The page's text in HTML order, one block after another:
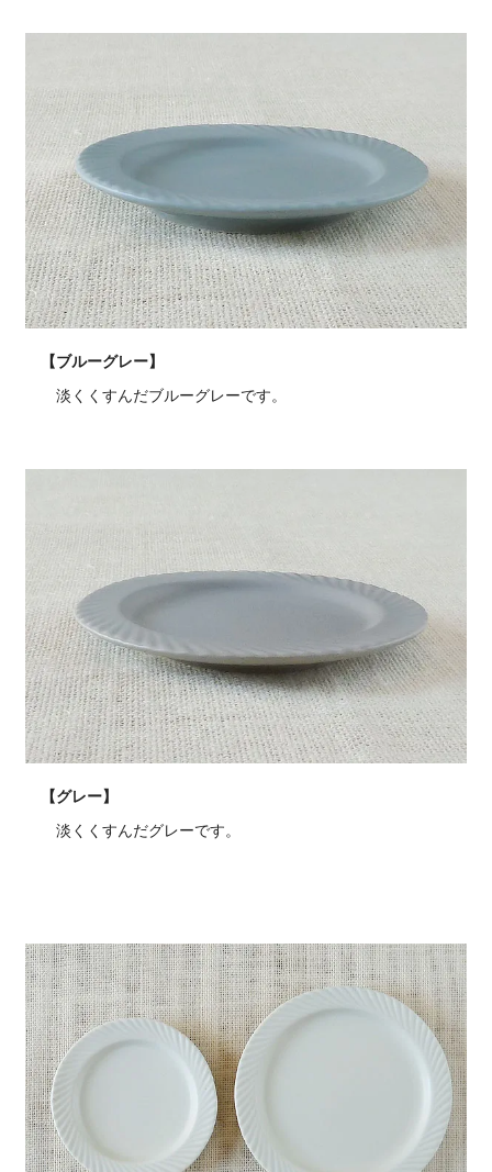
【ブルーグレー】
淡くくすんだブルーグレーです。
【グレー】
淡くくすんだグレーです。